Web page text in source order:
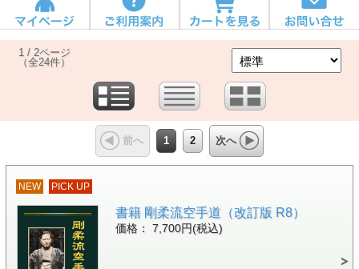
1 / 2ページ
（全24件）
前へ 1 2 次へ
NEW PICK UP
書籍 剛柔流空手道（改訂版 R8）
価格： 7,700円(税込)